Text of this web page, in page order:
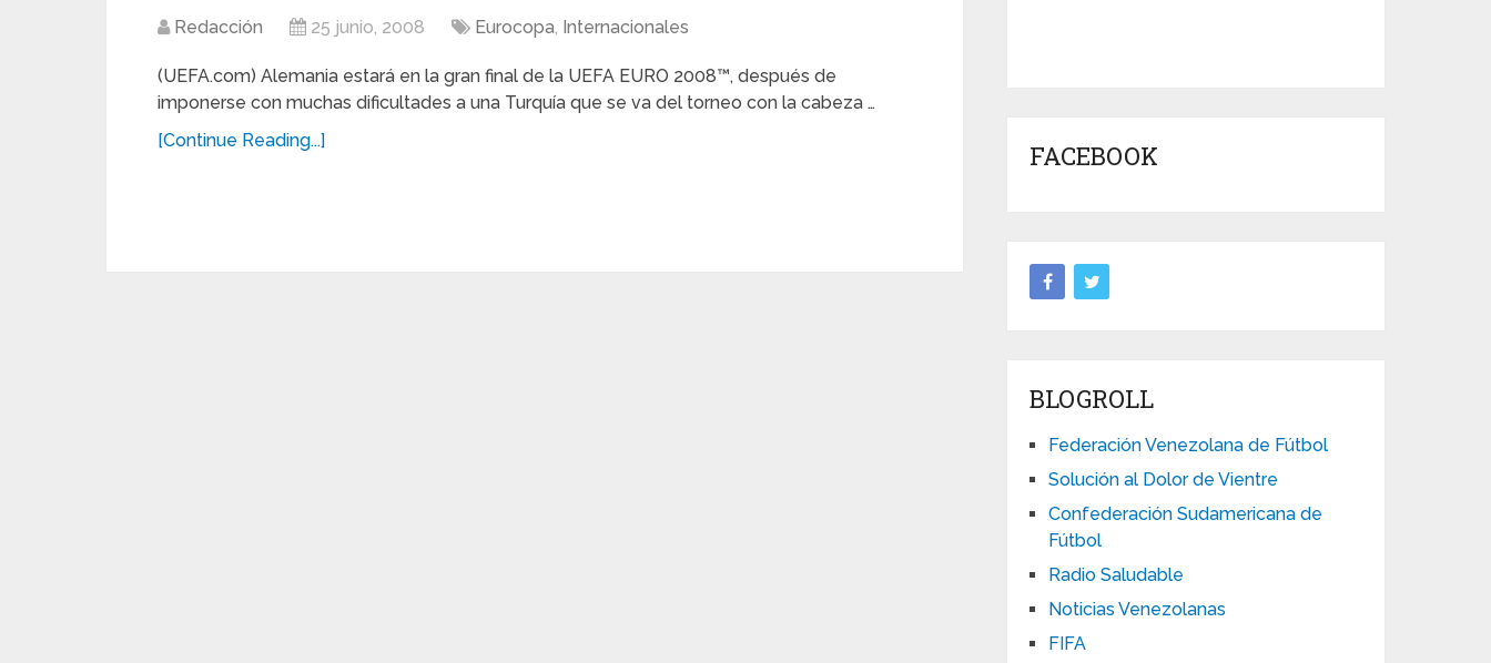
Redacción 25 junio, 2008 Eurocopa, Internacionales
(UEFA.com) Alemania estará en la gran final de la UEFA EURO 2008™, después de
imponerse con muchas dificultades a una Turquía que se va del torneo con la cabeza …
[Continue Reading...]
FACEBOOK
BLOGROLL
Federación Venezolana de Fútbol
Solución al Dolor de Vientre
Confederación Sudamericana de
Fútbol
Radio Saludable
Noticias Venezolanas
FIFA